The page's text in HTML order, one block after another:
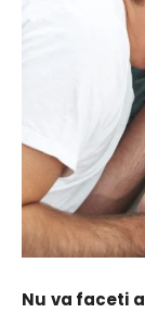
Nu va faceti